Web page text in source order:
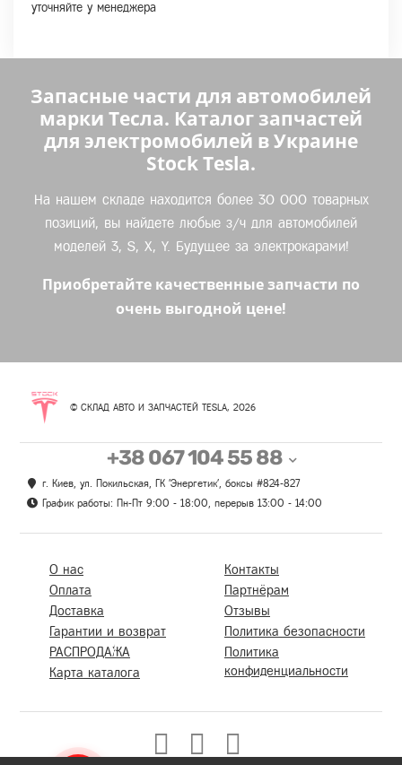
уточняйте у менеджера
Запасные части для автомобилей
марки Тесла. Каталог запчастей
для электромобилей в Украине
Stock Tesla.
На нашем складе находится более 30 000 товарных
позиций, вы найдете любые з/ч для автомобилей
моделей 3, S, X, Y. Будущее за электрокарами!
Приобретайте качественные запчасти по
очень выгодной цене!
© СКЛАД АВТО И ЗАПЧАСТЕЙ TESLA, 2026
+38 067 104 55 88
г. Киев, ул. Покильская, ГК 'Энергетик', боксы #824-827
График работы: Пн-Пт 9:00 - 18:00, перерыв 13:00 - 14:00
О нас
Оплата
Доставка
Гарантии и возврат
РАСПРОДАЖА
Карта каталога
Контакты
Партнёрам
Отзывы
Политика безопасности
Политика
конфиденциальности